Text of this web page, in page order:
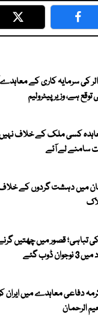
Twitter
کی سرمایہ کاری کے
ہے، وزیر پیٹرولیم
کسی ملک کے خلاف
سامنے لے آئے
ڈوب گئے
دفاعی معاہدے میں ایران
الرحمان